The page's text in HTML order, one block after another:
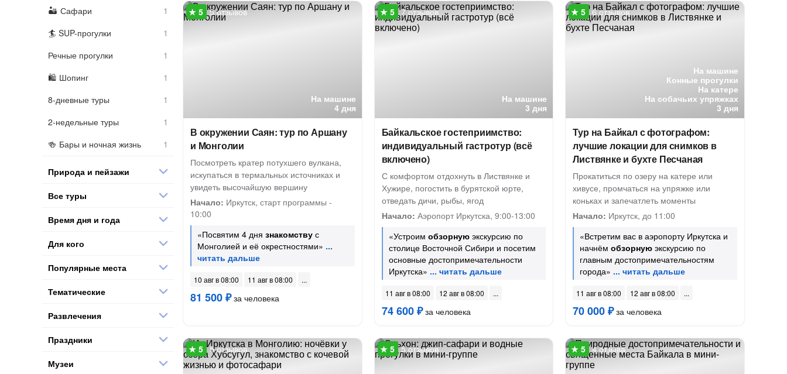
На машине
4 дня
5 отзывов
В окружении Саян: тур по Аршану
и Монголии
Посмотреть кратер потухшего вулкана,
искупаться в термальных источниках и
увидеть высочайшую вершину
Начало: Иркутск, старт программы -
10:00
«Посвятим 4 дня знакомству с
Монголией и её окрестностями»
10 авг в 08:00 11 авг в 08:00
81 500 ₽за человека
На машине
3 дня
7 отзывов
Байкальское гостеприимство:
индивидуальный гастротур (всё
включено)
С комфортом отдохнуть в Листвянке и
Хужире, погостить в бурятской юрте,
отведать дичи, рыбы, ягод
Начало: Аэропорт Иркутска, 9:00-13:00
«Устроим обзорнуюэкскурсию по
столице Восточной Сибири и посетим
основные достопримечательности
Иркутска»
11 авг в 08:00 12 авг в 08:00
74 600 ₽за человека
На машине
Конные прогулки
На катере
На собачьих упряжках
3 дня
6 отзывов
Тур на Байкал с фотографом:
лучшие локации для снимков в
Листвянке и бухте Песчаная
Прокатиться по озеру на катере или
хивусе, промчаться на упряжке или
коньках и запечатлеть моменты
Начало: Иркутск, до 11:00
«Встретим вас в аэропорту Иркутска и
начнёмобзорную экскурсию по
главным достопримечательностям
города»
11 авг в 08:00 12 авг в 08:00
70 000 ₽за человека
5 отзывов 5 отзывов 4 отзыва
Сафари
SUP-прогулки
Речные прогулки
Шопинг
8-дневные туры
2-недельные туры
Бары и ночная жизнь
Природа и пейзажи
Все туры
Время дня и года
Для кого
Популярные места
Тематические
Развлечения
Праздники
Музеи